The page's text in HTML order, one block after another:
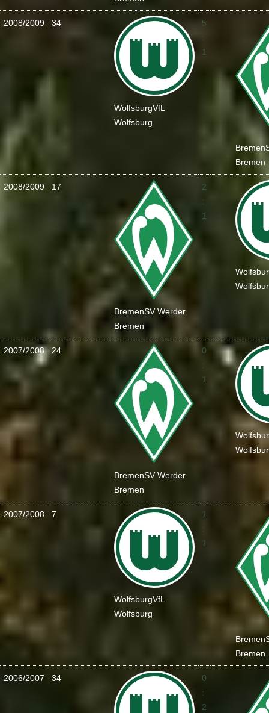
2008/2009 34
WolfsburgVfL
Wolfsburg
5
:
1
Bremen
Bremen
2008/2009 17
BremenSV Werder
Bremen
2
:
1
2007/2008 24
BremenSV Werder
Bremen
0
:
1
2007/2008 7
WolfsburgVfL
Wolfsburg
1
:
1
Bremen
Bremen
2006/2007 34
0
:
2